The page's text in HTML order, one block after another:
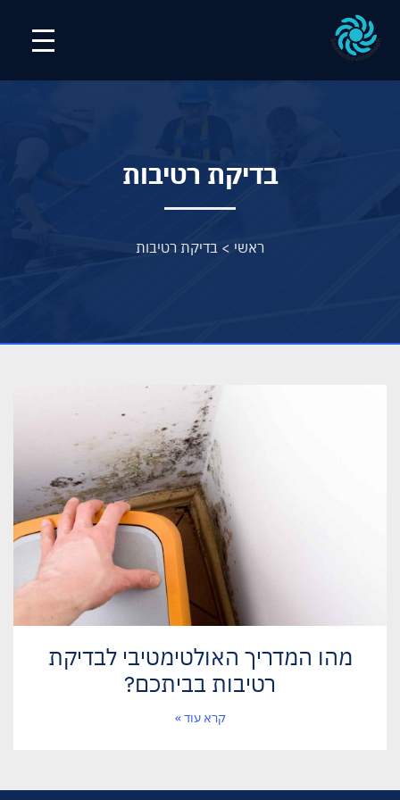
בדיקת רטיבות
ראשי > בדיקת רטיבות
מהו המדריך האולטימטיבי לבדיקת
רטיבות בביתכם?
קרא עוד »